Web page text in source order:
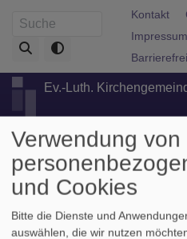
zum
Inhalt
Suche
Kontakt
Impressum
Ev.-Luth.
Verwendung von
und Cookies
Bitte die Dienste und
auswählen, die wir nutzen